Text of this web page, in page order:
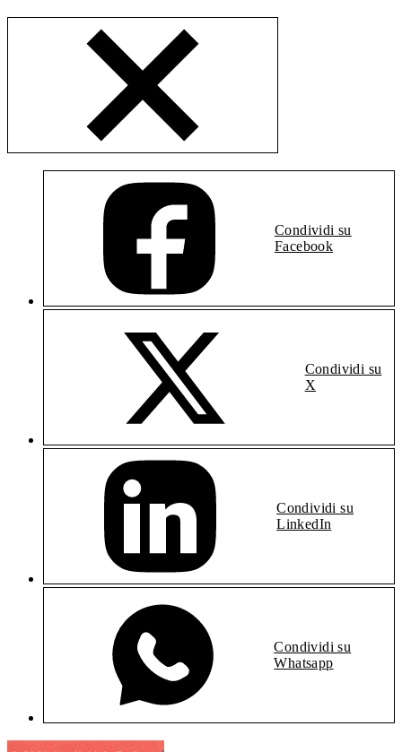
Condividi su
Facebook
Condividi su
X
Condividi su
LinkedIn
Condividi su
Whatsapp